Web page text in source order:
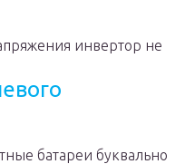
инвертор не
батареи буквально